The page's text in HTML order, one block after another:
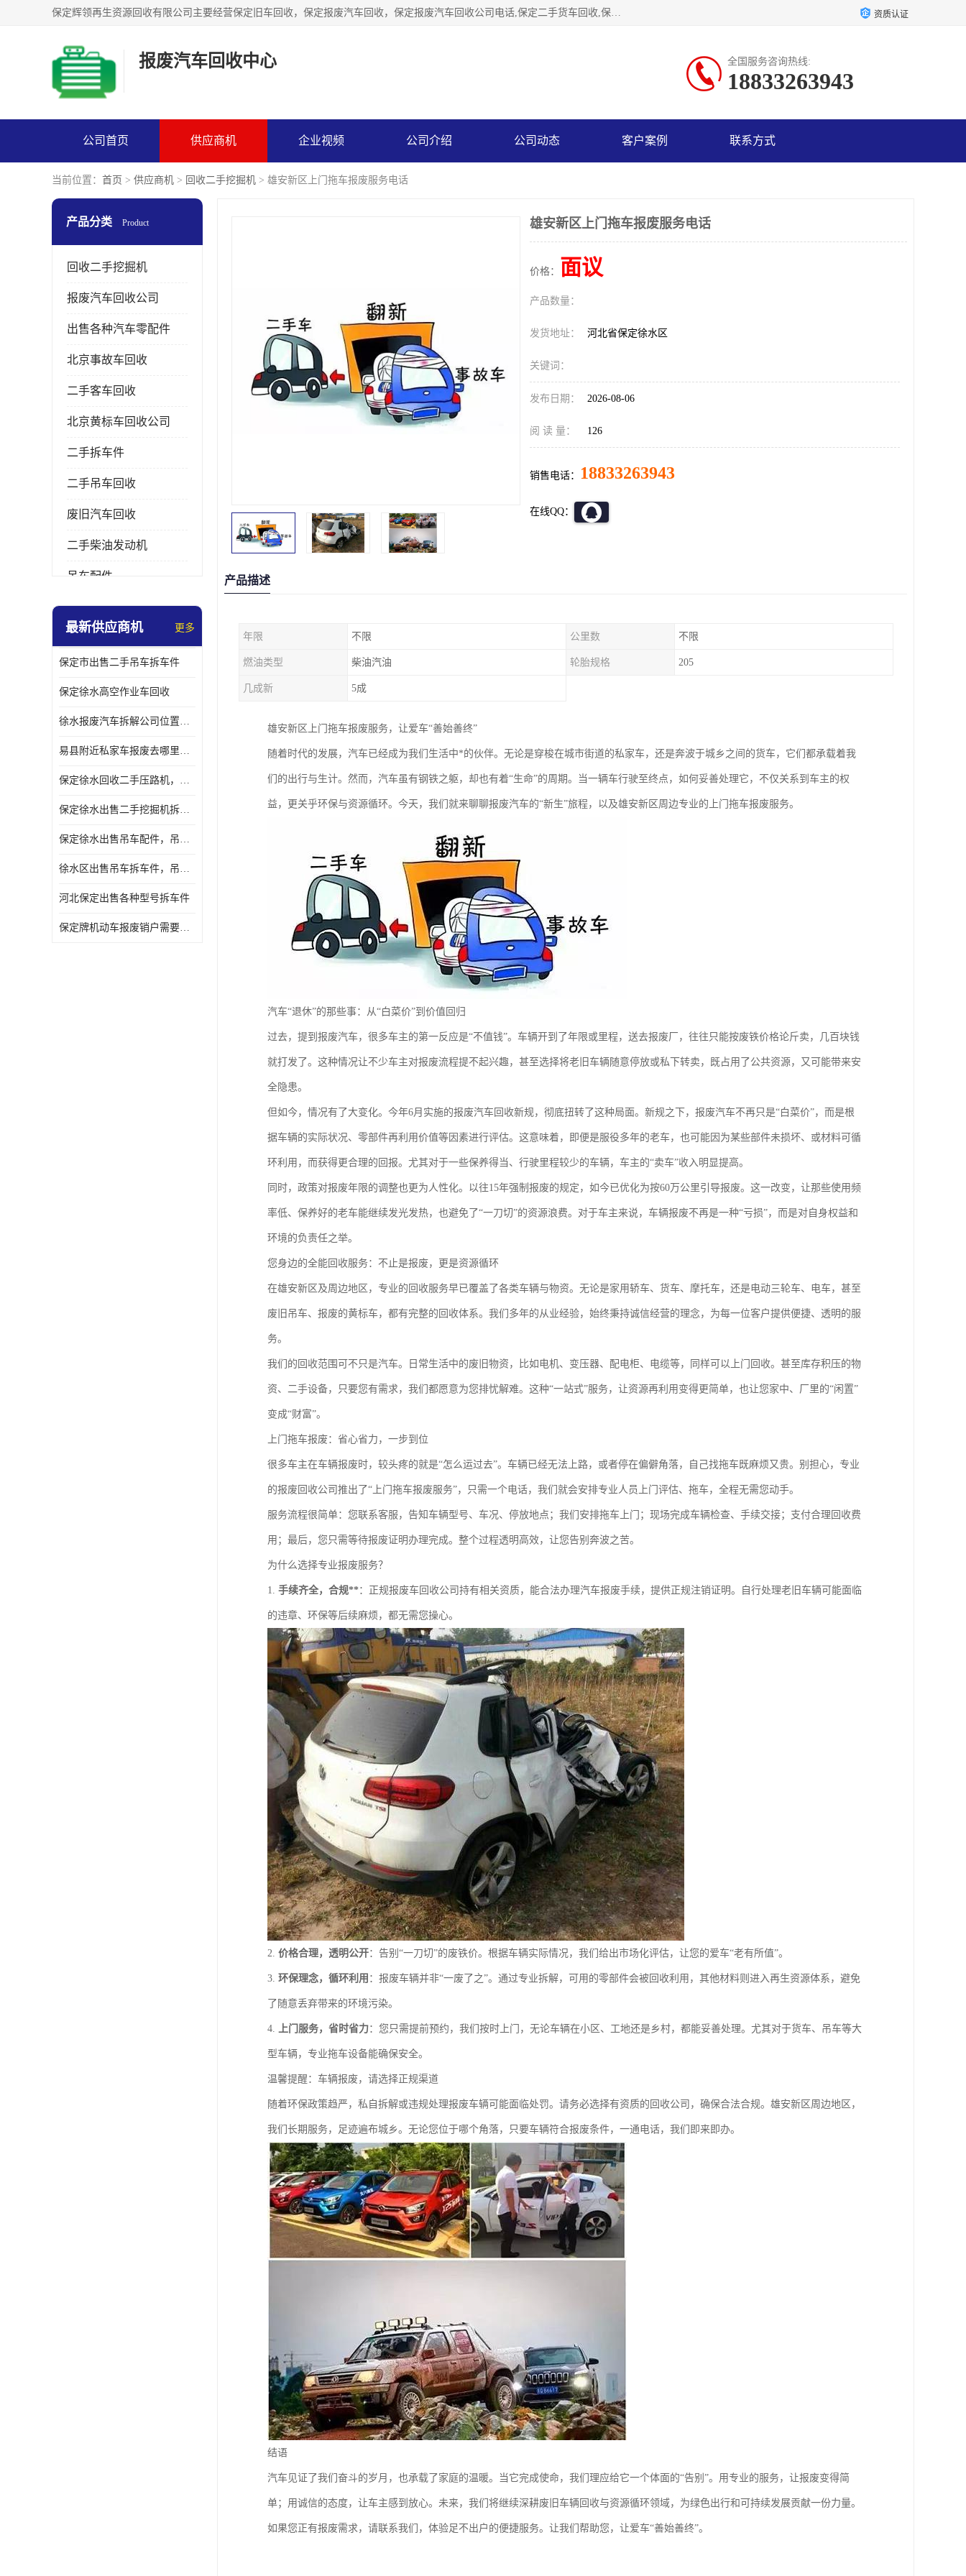
保定辉领再生资源回收有限公司主要经营保定旧车回收，保定报废汽车回收，保定报废汽车回收公司电话,保定二手货车回收,保定黄标车回收, 保定黄标车回收，保定哪里收报废车，保定废旧汽车回收，保定汽车报废手续办理，保定汽车解体厂。将通过采取区域限行促进淘汰、经济补助激励新、加大上路*法处罚、加强达标排放监管等综合措施，对老旧机动车逐步实行末位淘汰，加快老旧机动车淘汰新 资质认证
报废汽车回收中心 全国服务咨询热线:
18833263943
公司首页 供应商机 企业视频 公司介绍 公司动态 客户案例 联系方式
当前位置： 首页 > 供应商机 > 回收二手挖掘机 > 雄安新区上门拖车报废服务电话
产品分类 Product
回收二手挖掘机
报废汽车回收公司
出售各种汽车零配件
北京事故车回收
二手客车回收
北京黄标车回收公司
二手拆车件
二手吊车回收
废旧汽车回收
二手柴油发动机
吊车配件
挖掘机拆车件
最新供应商机 更多
保定市出售二手吊车拆车件
保定徐水高空作业车回收
徐水报废汽车拆解公司位置，出售二手拆车件发动机
易县附近私家车报废去哪里，咨询车辆销户流程电话
保定徐水回收二手压路机，压路机拆解市场在哪
保定徐水出售二手挖掘机拆车件，挖掘机配件，液压件出售
保定徐水出售吊车配件，吊车拆车件出售
徐水区出售吊车拆车件，吊车液压件，吊车发动机变速箱出售
河北保定出售各种型号拆车件
保定牌机动车报废销户需要带哪些手续，流程咨询
雄安新区上门拖车报废服务电话
价格： 面议
产品数量：
发货地址： 河北省保定徐水区
关键词：
发布日期： 2026-08-06
阅 读 量： 126
销售电话： 18833263943
在线QQ：
产品描述
年限 不限 公里数 不限
燃油类型 柴油汽油 轮胎规格 205
几成新 5成
雄安新区上门拖车报废服务，让爱车“善始善终”
随着时代的发展，汽车已经成为我们生活中*的伙伴。无论是穿梭在城市街道的私家车，还是奔波于城乡之间的货车，它们都承载着我
们的出行与生计。然而，汽车虽有钢铁之躯，却也有着“生命”的周期。当一辆车行驶至终点，如何妥善处理它，不仅关系到车主的权
益，更关乎环保与资源循环。今天，我们就来聊聊报废汽车的“新生”旅程，以及雄安新区周边专业的上门拖车报废服务。
汽车“退休”的那些事：从“白菜价”到价值回归
过去，提到报废汽车，很多车主的第一反应是“不值钱”。车辆开到了年限或里程，送去报废厂，往往只能按废铁价格论斤卖，几百块钱
就打发了。这种情况让不少车主对报废流程提不起兴趣，甚至选择将老旧车辆随意停放或私下转卖，既占用了公共资源，又可能带来安
全隐患。
但如今，情况有了大变化。今年6月实施的报废汽车回收新规，彻底扭转了这种局面。新规之下，报废汽车不再只是“白菜价”，而是根
据车辆的实际状况、零部件再利用价值等因素进行评估。这意味着，即便是服役多年的老车，也可能因为某些部件未损坏、或材料可循
环利用，而获得更合理的回报。尤其对于一些保养得当、行驶里程较少的车辆，车主的“卖车”收入明显提高。
同时，政策对报废年限的调整也更为人性化。以往15年强制报废的规定，如今已优化为按60万公里引导报废。这一改变，让那些使用频
率低、保养好的老车能继续发光发热，也避免了“一刀切”的资源浪费。对于车主来说，车辆报废不再是一种“亏损”，而是对自身权益和
环境的负责任之举。
您身边的全能回收服务：不止是报废，更是资源循环
在雄安新区及周边地区，专业的回收服务早已覆盖了各类车辆与物资。无论是家用轿车、货车、摩托车，还是电动三轮车、电车，甚至
废旧吊车、报废的黄标车，都有完整的回收体系。我们多年的从业经验，始终秉持诚信经营的理念，为每一位客户提供便捷、透明的服
务。
我们的回收范围可不只是汽车。日常生活中的废旧物资，比如电机、变压器、配电柜、电缆等，同样可以上门回收。甚至库存积压的物
资、二手设备，只要您有需求，我们都愿意为您排忧解难。这种“一站式”服务，让资源再利用变得更简单，也让您家中、厂里的“闲置”
变成“财富”。
上门拖车报废：省心省力，一步到位
很多车主在车辆报废时，较头疼的就是“怎么运过去”。车辆已经无法上路，或者停在偏僻角落，自己找拖车既麻烦又贵。别担心，专业
的报废回收公司推出了“上门拖车报废服务”，只需一个电话，我们就会安排专业人员上门评估、拖车，全程无需您动手。
服务流程很简单：您联系客服，告知车辆型号、车况、停放地点；我们安排拖车上门；现场完成车辆检查、手续交接；支付合理回收费
用；最后，您只需等待报废证明办理完成。整个过程透明高效，让您告别奔波之苦。
为什么选择专业报废服务？
1. 手续齐全，合规**：正规报废车回收公司持有相关资质，能合法办理汽车报废手续，提供正规注销证明。自行处理老旧车辆可能面临
的违章、环保等后续麻烦，都无需您操心。
2. 价格合理，透明公开：告别“一刀切”的废铁价。根据车辆实际情况，我们给出市场化评估，让您的爱车“老有所值”。
3. 环保理念，循环利用 ：报废车辆并非“一废了之”。通过专业拆解，可用的零部件会被回收利用，其他材料则进入再生资源体系，避免
了随意丢弃带来的环境污染。
4. 上门服务，省时省力：您只需提前预约，我们按时上门，无论车辆在小区、工地还是乡村，都能妥善处理。尤其对于货车、吊车等大
型车辆，专业拖车设备能确保安全。
温馨提醒：车辆报废，请选择正规渠道
随着环保政策趋严，私自拆解或违规处理报废车辆可能面临处罚。请务必选择有资质的回收公司，确保合法合规。雄安新区周边地区，
我们长期服务，足迹遍布城乡。无论您位于哪个角落，只要车辆符合报废条件，一通电话，我们即来即办。
结语
汽车见证了我们奋斗的岁月，也承载了家庭的温暖。当它完成使命，我们理应给它一个体面的“告别”。用专业的服务，让报废变得简
单；用诚信的态度，让车主感到放心。未来，我们将继续深耕废旧车辆回收与资源循环领域，为绿色出行和可持续发展贡献一份力量。
如果您正有报废需求，请联系我们，体验足不出户的便捷服务。让我们帮助您，让爱车“善始善终”。